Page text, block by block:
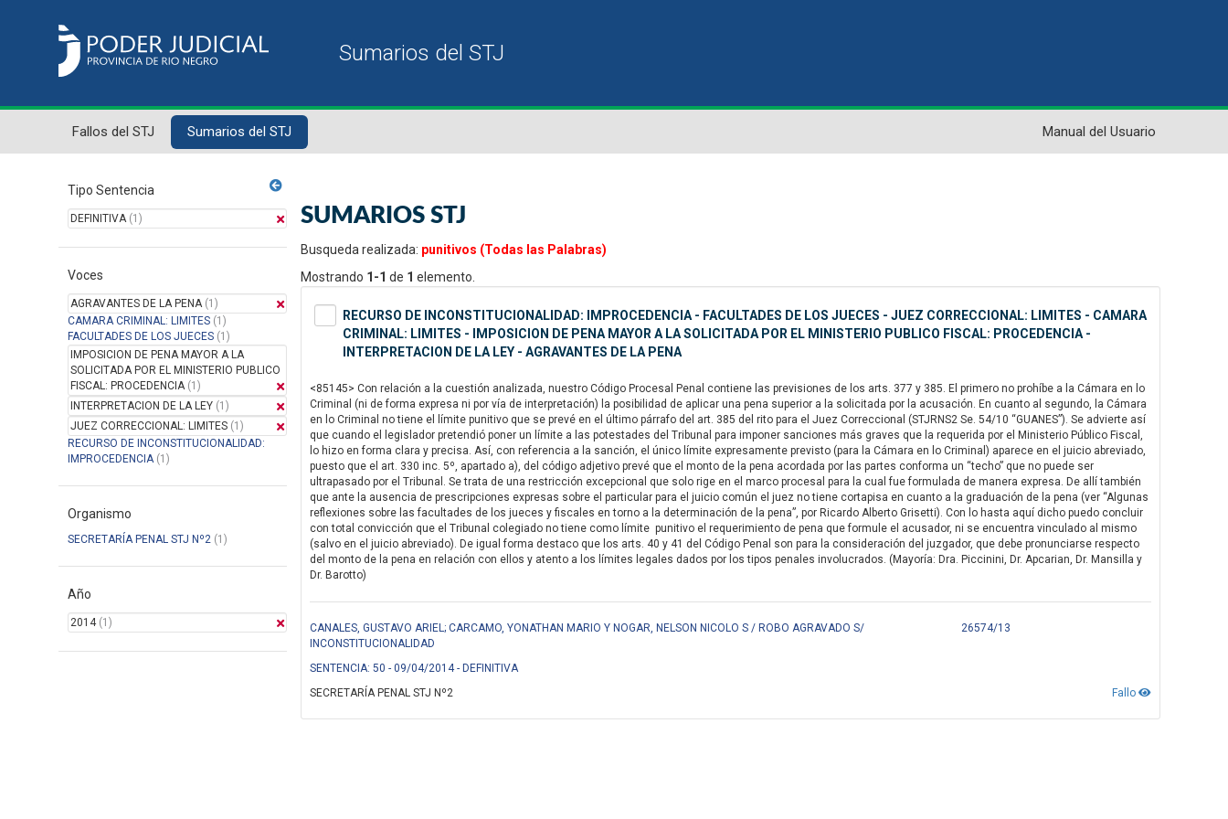
Fallos del STJ Sumarios del STJ Manual del Usuario
Tipo Sentencia
DEFINITIVA(1)
Voces
AGRAVANTES DE LA PENA(1)
CAMARA CRIMINAL: LIMITES (1)
FACULTADES DE LOS JUECES (1)
IMPOSICION DE PENA MAYOR A LA
SOLICITADA POR EL MINISTERIO PUBLICO
FISCAL: PROCEDENCIA(1)
INTERPRETACION DE LA LEY (1)
JUEZ CORRECCIONAL: LIMITES (1)
RECURSO DE INCONSTITUCIONALIDAD:
IMPROCEDENCIA(1)
Organismo
SECRETARÍA PENAL STJ Nº2 (1)
Año
2014(1)
SUMARIOS STJ
Busqueda realizada: punitivos (Todas las Palabras)
Mostrando 1-1 de 1 elemento.
RECURSO DE INCONSTITUCIONALIDAD: IMPROCEDENCIA - FACULTADES DE LOS JUECES - JUEZ CORRECCIONAL: LIMITES - CAMARA
CRIMINAL: LIMITES - IMPOSICION DE PENA MAYOR A LA SOLICITADA POR EL MINISTERIO PUBLICO FISCAL: PROCEDENCIA -
INTERPRETACION DE LA LEY - AGRAVANTES DE LA PENA
<85145> Con relación a la cuestión analizada, nuestro Código Procesal Penal contiene las previsiones de los arts. 377 y 385. El primero no prohíbe a la Cámara en lo
Criminal (ni de forma expresa ni por vía de interpretación) la posibilidad de aplicar una pena superior a la solicitada por la acusación. En cuanto al segundo, la Cámara
en lo Criminal no tiene el límite punitivo que se prevé en el último párrafo del art. 385 del rito para el Juez Correccional (STJRNS2 Se. 54/10 “GUANES”). Se advierte así
que cuando el legislador pretendió poner un límite a las potestades del Tribunal para imponer sanciones más graves que la requerida por el Ministerio Público Fiscal,
lo hizo en forma clara y precisa. Así, con referencia a la sanción, el único límite expresamente previsto (para la Cámara en lo Criminal) aparece en el juicio abreviado,
puesto que el art. 330 inc. 5º, apartado a), del código adjetivo prevé que el monto de la pena acordada por las partes conforma un “techo” que no puede ser
ultrapasado por el Tribunal. Se trata de una restricción excepcional que solo rige en el marco procesal para la cual fue formulada de manera expresa. De allí también
que ante la ausencia de prescripciones expresas sobre el particular para el juicio común el juez no tiene cortapisa en cuanto a la graduación de la pena (ver “Algunas
reflexiones sobre las facultades de los jueces y fiscales en torno a la determinación de la pena”, por Ricardo Alberto Grisetti). Con lo hasta aquí dicho puedo concluir
con total convicción que el Tribunal colegiado no tiene como límite punitivo el requerimiento de pena que formule el acusador, ni se encuentra vinculado al mismo
(salvo en el juicio abreviado). De igual forma destaco que los arts. 40 y 41 del Código Penal son para la consideración del juzgador, que debe pronunciarse respecto
del monto de la pena en relación con ellos y atento a los límites legales dados por los tipos penales involucrados. (Mayoría: Dra. Piccinini, Dr. Apcarian, Dr. Mansilla y
Dr. Barotto)
CANALES, GUSTAVO ARIEL; CARCAMO, YONATHAN MARIO Y NOGAR, NELSON NICOLO S / ROBO AGRAVADO S/
INCONSTITUCIONALIDAD
26574/13
SENTENCIA: 50 - 09/04/2014 - DEFINITIVA
Fallo
SECRETARÍA PENAL STJ Nº2